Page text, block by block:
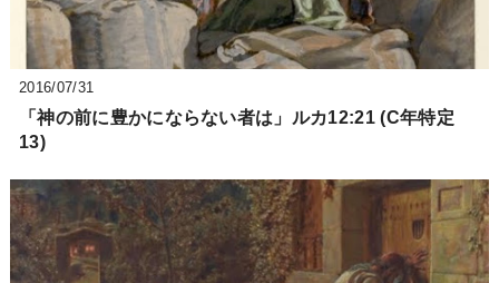
2016/07/31
「神の前に豊かにならない者は」ルカ12:21 (C年特定
13)